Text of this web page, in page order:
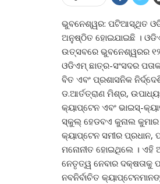
ଭୁବନେଶ୍ୱର: ପଟିଆସ୍ଥିତ
ଅନୁଷ୍ଠିତ ହୋଇଯାଇଛି ।
ଉତ୍ସବରେ ଭୁବନେଶ୍ୱରର
ଓଡିଏମ୍ ଛାତ୍ର-ସଂସଦର
ବିତ ଏବଂ ପ୍ରଶାସନିକ
ଡ.ଆର୍ତତ୍ରାଣ ମିଶ୍ର,
କ୍ୟାପ୍ଟେନ ଏବଂ ଭାଇସ୍‌-
ସ୍କୁଲ୍ ହେଡବଏ କୁନାଲ କୁମାର
କ୍ୟାପ୍ଟେନ ସମୀର ପ୍ରଧାନ,
ମନୋନୀତ ହୋଇଥିଲେ । ଏହି
ନେତୃତ୍ୱ ନେବାର ଦକ୍ଷତାକୁ
ନବନିର୍ବାଚିତ